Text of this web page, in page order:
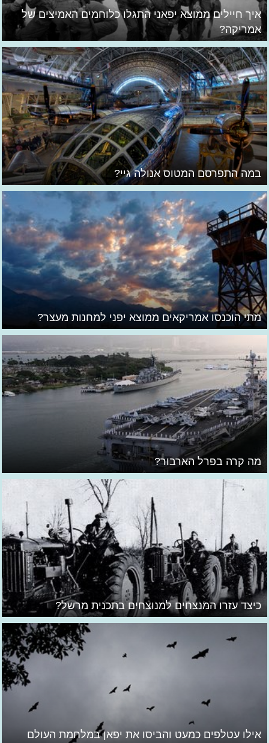
איך חיילים ממוצא יפאני התגלו כלוחמים האמיצים של
אמריקה?
במה התפרסם המטוס אנולה גיי?
מתי הוכנסו אמריקאים ממוצא יפני למחנות מעצר?
מה קרה בפרל הארבור?
כיצד עזרו המנצחים למנוצחים בתכנית מרשל?
אילו עטלפים כמעט והביסו את יפאן במלחמת העולם